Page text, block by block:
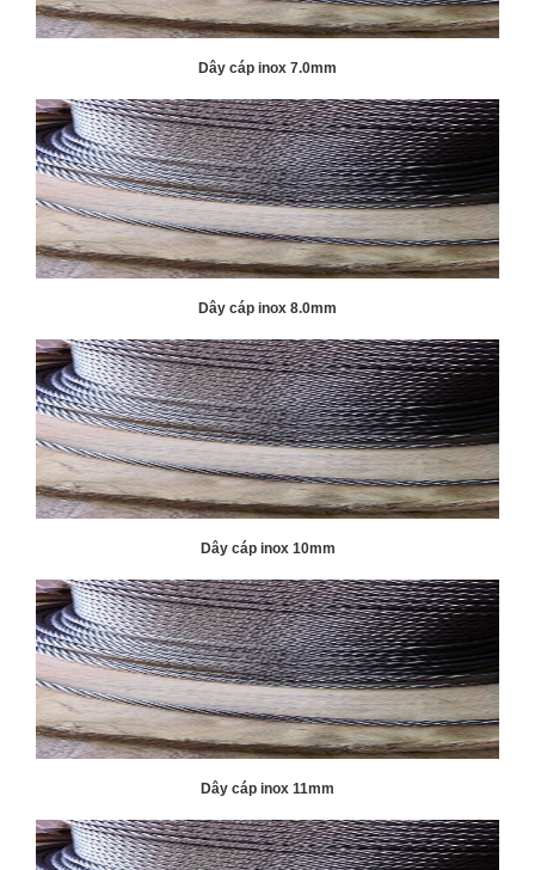
Dây cáp inox 7.0mm
Dây cáp inox 8.0mm
Dây cáp inox 10mm
Dây cáp inox 11mm